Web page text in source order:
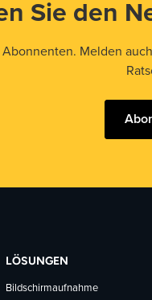
Sie den
Melden
LÖSUNGEN
Bildschirmaufnahme